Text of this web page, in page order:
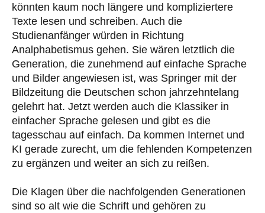
könnten kaum noch längere und kompliziertere
Texte lesen und schreiben. Auch die
Studienanfänger würden in Richtung
Analphabetismus gehen. Sie wären letztlich die
Generation, die zunehmend auf einfache Sprache
und Bilder angewiesen ist, was Springer mit der
Bildzeitung die Deutschen schon jahrzehntelang
gelehrt hat. Jetzt werden auch die Klassiker in
einfacher Sprache gelesen und gibt es die
tagesschau auf einfach. Da kommen Internet und
KI gerade zurecht, um die fehlenden Kompetenzen
zu ergänzen und weiter an sich zu reißen.
Die Klagen über die nachfolgenden Generationen
sind so alt wie die Schrift und gehören zu